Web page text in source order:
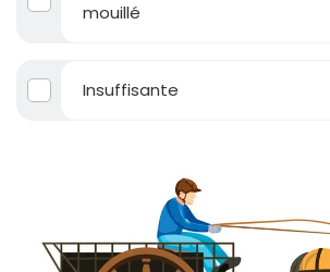
mouillé
Insuffisante